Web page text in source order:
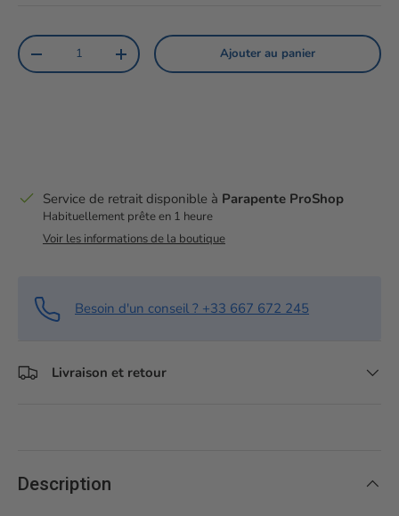
Qté
Diminuer la quantitéAugmenter la quantitéAjouter au panier
Service de retrait disponible à Parapente ProShop
Habituellement prête en 1 heure
Voir les informations de la boutique
Besoin d'un conseil ? +33 667 672 245
Livraison et retour
Description